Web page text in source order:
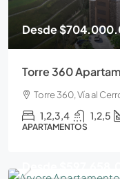
Desde
Torre 360
Torre 360, Vía al
1,2,3,4 1,2,5
APARTAMENTOS
Desde